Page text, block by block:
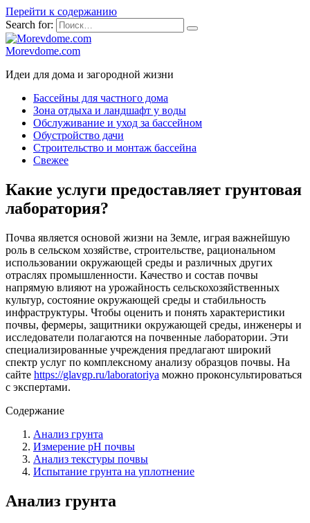
Перейти к содержанию
Search for:
Morevdome.com
Идеи для дома и загородной жизни
Бассейны для частного дома
Зона отдыха и ландшафт у воды
Обслуживание и уход за бассейном
Обустройство дачи
Строительство и монтаж бассейна
Свежее
Какие услуги предоставляет грунтовая
лаборатория?
Почва является основой жизни на Земле, играя важнейшую
роль в сельском хозяйстве, строительстве, рациональном
использовании окружающей среды и различных других
отраслях промышленности. Качество и состав почвы
напрямую влияют на урожайность сельскохозяйственных
культур, состояние окружающей среды и стабильность
инфраструктуры. Чтобы оценить и понять характеристики
почвы, фермеры, защитники окружающей среды, инженеры и
исследователи полагаются на почвенные лаборатории. Эти
специализированные учреждения предлагают широкий
спектр услуг по комплексному анализу образцов почвы. На
сайте https://glavgp.ru/laboratoriya можно проконсультироваться
с экспертами.
Содержание
Анализ грунта
Измерение рН почвы
Анализ текстуры почвы
Испытание грунта на уплотнение
Анализ грунта